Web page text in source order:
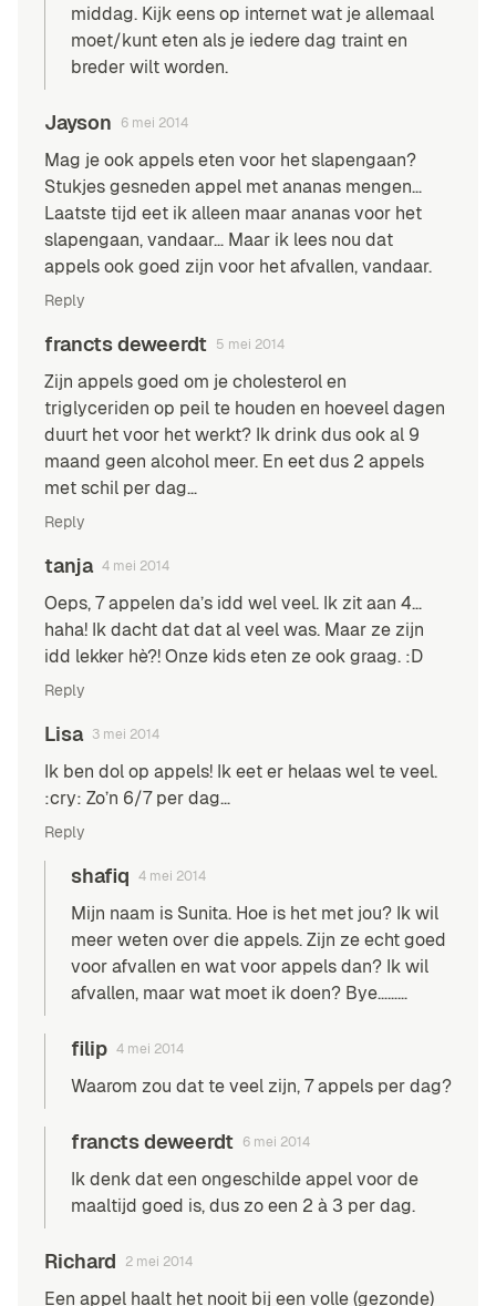
middag. Kijk eens op internet wat je allemaal
moet/kunt eten als je iedere dag traint en
breder wilt worden.
Jayson 6 mei 2014
Mag je ook appels eten voor het slapengaan?
Stukjes gesneden appel met ananas mengen…
Laatste tijd eet ik alleen maar ananas voor het
slapengaan, vandaar… Maar ik lees nou dat
appels ook goed zijn voor het afvallen, vandaar.
Reply
francts deweerdt 5 mei 2014
Zijn appels goed om je cholesterol en
triglyceriden op peil te houden en hoeveel dagen
duurt het voor het werkt? Ik drink dus ook al 9
maand geen alcohol meer. En eet dus 2 appels
met schil per dag…
Reply
tanja 4 mei 2014
Oeps, 7 appelen da’s idd wel veel. Ik zit aan 4…
haha! Ik dacht dat dat al veel was. Maar ze zijn
idd lekker hè?! Onze kids eten ze ook graag. :D
Reply
Lisa 3 mei 2014
Ik ben dol op appels! Ik eet er helaas wel te veel.
:cry: Zo’n 6/7 per dag…
Reply
shafiq 4 mei 2014
Mijn naam is Sunita. Hoe is het met jou? Ik wil
meer weten over die appels. Zijn ze echt goed
voor afvallen en wat voor appels dan? Ik wil
afvallen, maar wat moet ik doen? Bye………
filip 4 mei 2014
Waarom zou dat te veel zijn, 7 appels per dag?
francts deweerdt 6 mei 2014
Ik denk dat een ongeschilde appel voor de
maaltijd goed is, dus zo een 2 à 3 per dag.
Richard 2 mei 2014
Een appel haalt het nooit bij een volle (gezonde)